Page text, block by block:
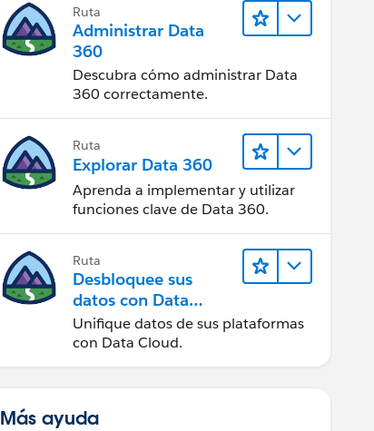
Ruta
Administrar Data
360
Descubra cómo administrar Data
360 correctamente.
Ruta
Explorar Data 360
Aprenda a implementar y utilizar
funciones clave de Data 360.
Ruta
Desbloquee sus
datos con Data
Cloud
Unifique datos de sus plataformas
con Data Cloud.
Más ayuda